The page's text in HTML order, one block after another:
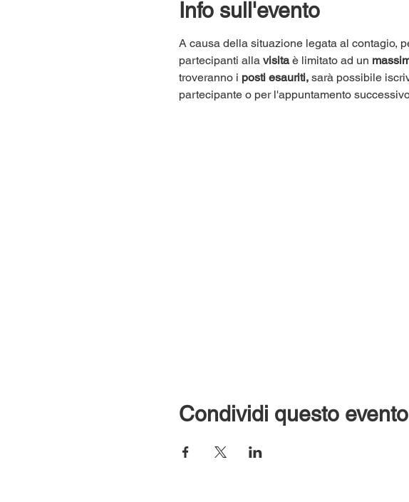
Info sull'evento
A causa della situazione legata al contagio,
partecipanti alla visita è limitato ad un
troveranno i posti esauriti, sarà possibile
partecipante o per l'appuntamento
Condividi questo evento